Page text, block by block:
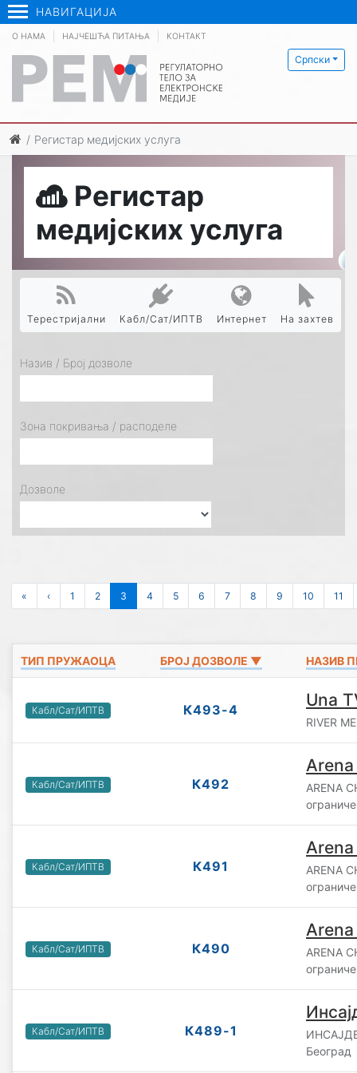
НАВИГАЦИЈА
Српски
О НАМА НАЈЧЕШЋА ПИТАЊА КОНТАКТ
Регистар медијских услуга
Регистар
медијских услуга
Терестријални Кабл/Сат/ИПТВ Интернет На захтев
Назив / Број дозволе
Зона покривања / расподеле
Дозволе
« ‹ 1 2 3 4 5 6 7 8 9 10 11
ТИП ПРУЖАОЦА БРОЈ ДОЗВОЛЕ ▼ НАЗИВ
Кабл/Сат/ИПТВ К493-4 Una
RIVER
Кабл/Сат/ИПТВ К492
ARENA
Кабл/Сат/ИПТВ К491
ARENA
Кабл/Сат/ИПТВ К490
Arena
ARENA
Кабл/Сат/ИПТВ К489-1
Београд